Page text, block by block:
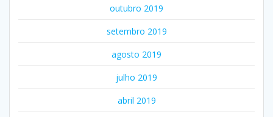
outubro 2019
setembro 2019
agosto 2019
julho 2019
abril 2019